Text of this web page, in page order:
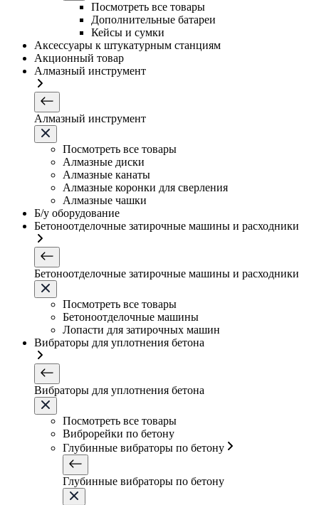
Посмотреть все товары
Дополнительные батареи
Кейсы и сумки
Аксессуары к штукатурным станциям
Акционный товар
Алмазный инструмент
Алмазный инструмент
Посмотреть все товары
Алмазные диски
Алмазные канаты
Алмазные коронки для сверления
Алмазные чашки
Б/у оборудование
Бетоноотделочные затирочные машины и расходники
Бетоноотделочные затирочные машины и расходники
Посмотреть все товары
Бетоноотделочные машины
Лопасти для затирочных машин
Вибраторы для уплотнения бетона
Вибраторы для уплотнения бетона
Посмотреть все товары
Виброрейки по бетону
Глубинные вибраторы по бетону
Глубинные вибраторы по бетону